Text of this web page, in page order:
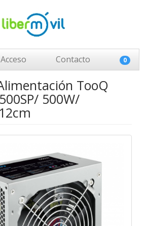
Acceso Contacto 0
TooQ
500W/